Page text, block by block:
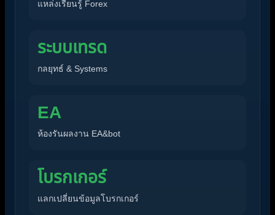
แหล่งเรียนรู้ Forex
ระบบเทรด
กลยุทธ์ & Systems
EA
ห้องรันผลงาน EA&bot
โบรกเกอร์
แลกเปลี่ยนข้อมูลโบรกเกอร์